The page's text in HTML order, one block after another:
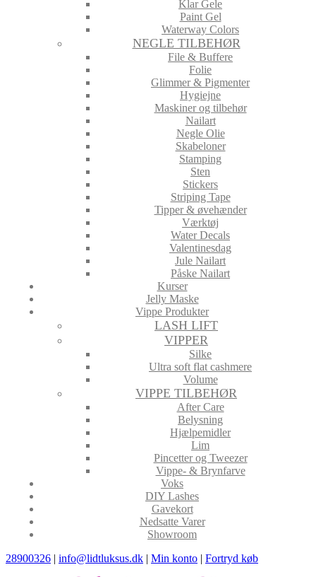
Klar Gele
Paint Gel
Waterway Colors
NEGLE TILBEHØR
File & Buffere
Folie
Glimmer & Pigmenter
Hygiejne
Maskiner og tilbehør
Nailart
Negle Olie
Skabeloner
Stamping
Sten
Stickers
Striping Tape
Tipper & øvehænder
Værktøj
Water Decals
Valentinesdag
Jule Nailart
Påske Nailart
Kurser
Jelly Maske
Vippe Produkter
LASH LIFT
VIPPER
Silke
Ultra soft flat cashmere
Volume
VIPPE TILBEHØR
After Care
Belysning
Hjælpemidler
Lim
Pincetter og Tweezer
Vippe- & Brynfarve
Voks
DIY Lashes
Gavekort
Nedsatte Varer
Showroom
28900326 | info@lidtluksus.dk | Min konto | Fortryd køb